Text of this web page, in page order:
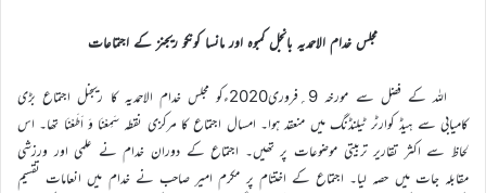
مجلس خدام الاحمدیہ بانجل کمبوہ اور مانسا کونکو ریجنز کے اجتماعات
اللہ کے فضل سے مورخہ 9؍فروری2020ءکو مجلس خدام الاحمدیہ کا ریجنل اجتماع بڑی
کامیابی سے ہیڈ کوارٹر ٹیلنڈنگ میں منعقد ہوا۔ امسال اجتماع کا مرکزی نقطہ سَمِعْنَا وَ اَطَعْنَا تھا۔ اس
لحاظ سے اکثر تقاریر تربیتی موضوعات پر تھیں۔ اجتماع کے دوران خدام نے علمی اور ورزشی
مقابلہ جات میں حصہ لیا۔ اجتماع کے اختتام پر مکرم امیر صاحب نے خدام میں انعامات تقسیم